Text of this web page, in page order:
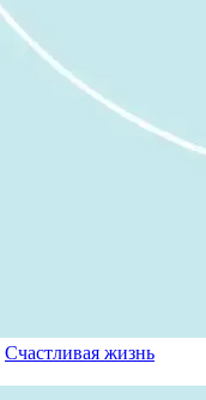
Счастливая жизнь